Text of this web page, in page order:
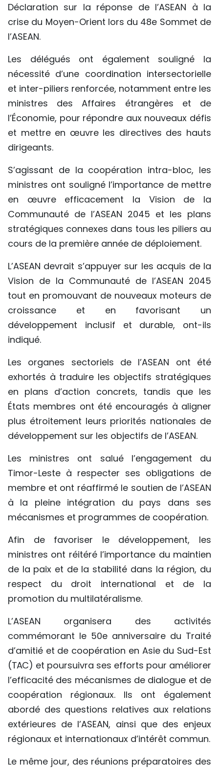
Déclaration sur la réponse de l’ASEAN à la
crise du Moyen-Orient lors du 48e Sommet de
l’ASEAN.
Les délégués ont également souligné la
nécessité d’une coordination intersectorielle
et inter-piliers renforcée, notamment entre les
ministres des Affaires étrangères et de
l’Économie, pour répondre aux nouveaux défis
et mettre en œuvre les directives des hauts
dirigeants.
S’agissant de la coopération intra-bloc, les
ministres ont souligné l’importance de mettre
en œuvre efficacement la Vision de la
Communauté de l’ASEAN 2045 et les plans
stratégiques connexes dans tous les piliers au
cours de la première année de déploiement.
L’ASEAN devrait s’appuyer sur les acquis de la
Vision de la Communauté de l’ASEAN 2045
tout en promouvant de nouveaux moteurs de
croissance et en favorisant un
développement inclusif et durable, ont-ils
indiqué.
Les organes sectoriels de l’ASEAN ont été
exhortés à traduire les objectifs stratégiques
en plans d’action concrets, tandis que les
États membres ont été encouragés à aligner
plus étroitement leurs priorités nationales de
développement sur les objectifs de l’ASEAN.
Les ministres ont salué l’engagement du
Timor-Leste à respecter ses obligations de
membre et ont réaffirmé le soutien de l’ASEAN
à la pleine intégration du pays dans ses
mécanismes et programmes de coopération.
Afin de favoriser le développement, les
ministres ont réitéré l’importance du maintien
de la paix et de la stabilité dans la région, du
respect du droit international et de la
promotion du multilatéralisme.
L’ASEAN organisera des activités
commémorant le 50e anniversaire du Traité
d’amitié et de coopération en Asie du Sud-Est
(TAC) et poursuivra ses efforts pour améliorer
l’efficacité des mécanismes de dialogue et de
coopération régionaux. Ils ont également
abordé des questions relatives aux relations
extérieures de l’ASEAN, ainsi que des enjeux
régionaux et internationaux d’intérêt commun.
Le même jour, des réunions préparatoires des